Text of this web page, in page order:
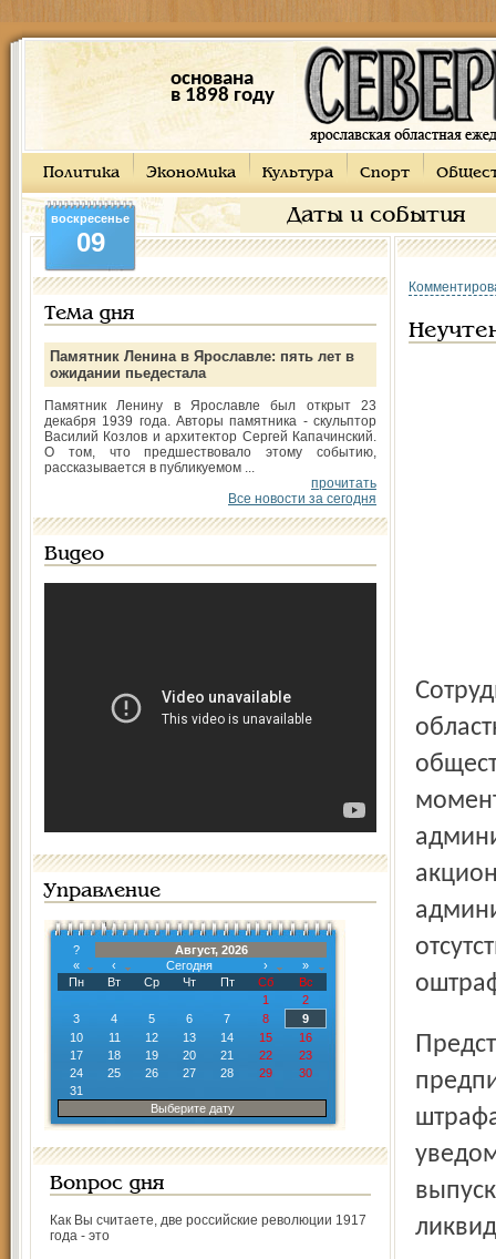
основана
в 1898 году
Политика Экономика Культура Спорт
Даты и события
воскресенье
09
Тема дня
Памятник Ленина в Ярославле: пять лет в
ожидании пьедестала
Памятник Ленину в Ярославле был открыт 23
декабря 1939 года. Авторы памятника - скульптор
Василий Козлов и архитектор Сергей Капачинский.
О том, что предшествовало этому событию,
рассказывается в публикуемом ...
прочитать
Все новости за сегодня
Видео
Управление
?
Август, 2026
«
‹ Сегодня ›
»
Пн
Вт Ср Чт Пт Сб
Вс
1
2
3
4 5 6 7 8
9
10
11 12 13 14 15
16
17
18 19 20 21 22
23
24
25 26 27 28 29
30
31
Выберите дату
Вопрос дня
Как Вы считаете, две российские революции 1917
года - это
Сотрудники регионального управления совместно с
Представительство ФКЦБ направило в адрес 70 обществ